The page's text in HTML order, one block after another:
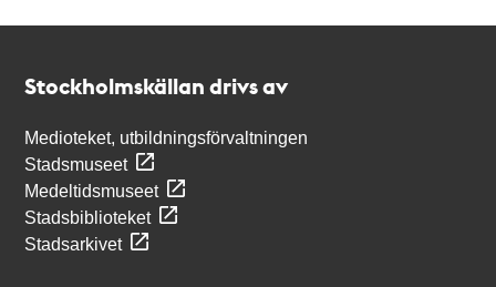
Stockholmskällan drivs av
Medioteket, utbildningsförvaltningen
Stadsmuseet
Medeltidsmuseet
Stadsbiblioteket
Stadsarkivet